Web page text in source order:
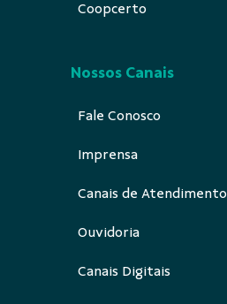
Coopcerto
Nossos Canais
Fale Conosco
Imprensa
Canais de Atendimento
Ouvidoria
Canais Digitais